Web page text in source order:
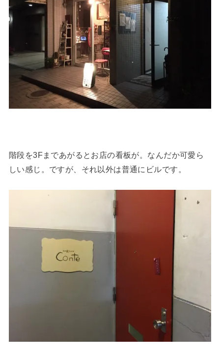
階段を3Fまであがるとお店の看板が。なんだか可愛ら
しい感じ。ですが、それ以外は普通にビルです。